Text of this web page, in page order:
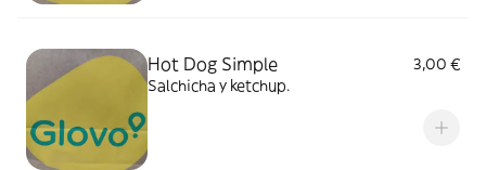
Hot Dog Simple
3,00 €
Salchicha y ketchup.